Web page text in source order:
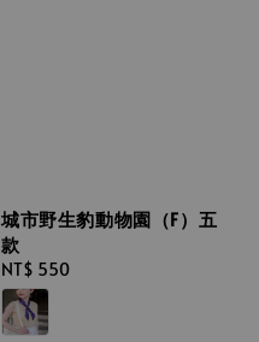
城市野生豹動物園（F）五
款
Regular
price
NT$ 550